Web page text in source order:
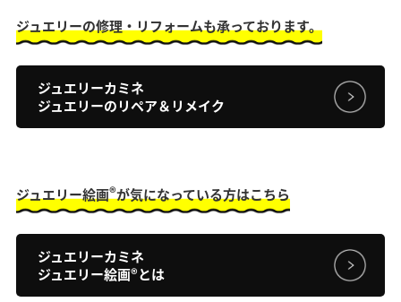
ジュエリーの修理・リフォームも承っております。
ジュエリーカミネ
ジュエリーのリペア＆リメイク
ジュエリー絵画®が気になっている方はこちら
ジュエリーカミネ
ジュエリー絵画®とは